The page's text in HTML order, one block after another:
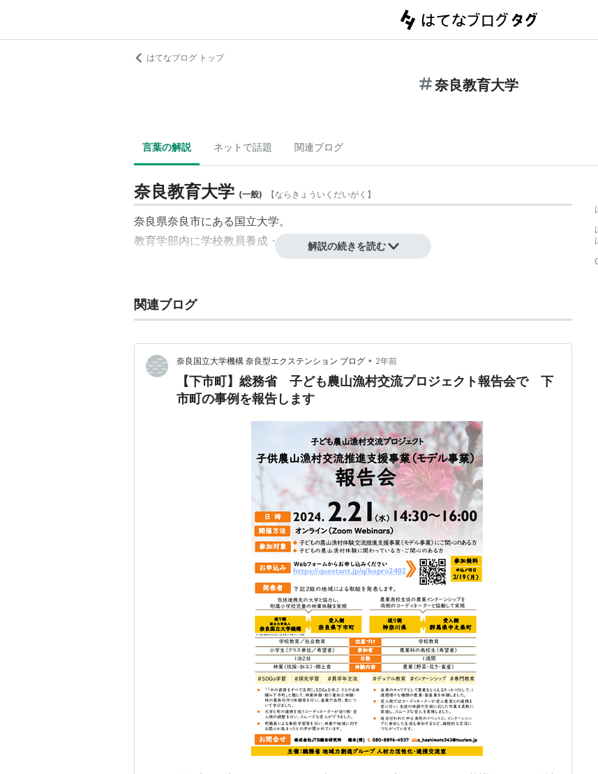
はてなブログ トップ
奈良教育大学
言葉の解説 ネットで話題 関連ブログ
奈良教育大学 (一般) 【ならきょういくだいがく 】
奈良県奈良市にある国立大学。
教育学部内に学校教員養成・総合教育課程を擁する。
解説の続きを読む
関連ブログ
奈良国立大学機構 奈良型エクステンション ブログ • 2年前
【下市町】総務省 子ども農山漁村交流プロジェクト報告会で 下
市町の事例を報告します